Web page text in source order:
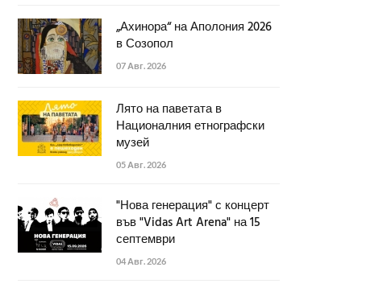
„Ахинора“ на Аполония 2026
в Созопол
07 Авг. 2026
Лято на паветата в
Националния етнографски
музей
05 Авг. 2026
"Нова генерация" с концерт
във "Vidas Art Arena" на 15
септември
04 Авг. 2026